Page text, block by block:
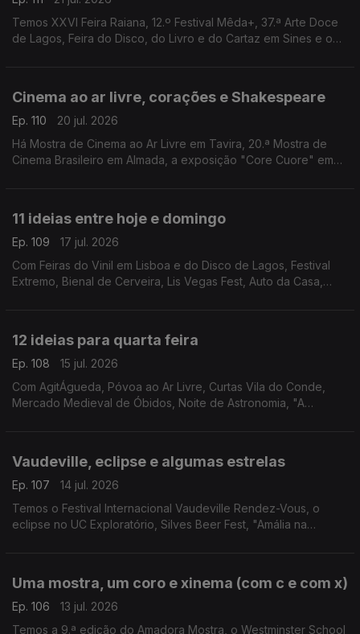
Temos XXVI Feira Raiana, 12.º Festival Mêda+, 37.ª Arte Doce
de Lagos, Feira do Disco, do Livro e do Cartaz em Sines e o
Cinema ao ar livre, corações e Shakespeare
Ep. 110
20 jul. 2026
Há Mostra de Cinema ao Ar Livre em Tavira, 20.ª Mostra de
Cinema Brasileiro em Almada, a exposição "Core Cuore" em
11 ideias entre hoje e domingo
Ep. 109
17 jul. 2026
Com Feiras do Vinil em Lisboa e do Disco de Lagos, Festival
Extremo, Bienal de Cerveira, Lis Vegas Fest, Auto da Casa,
12 ideias para quarta feira
Ep. 108
15 jul. 2026
Com AgitÁgueda, Póvoa ao Ar Livre, Curtas Vila do Conde,
Mercado Medieval de Óbidos, Noite de Astronomia, "A
Vaudeville, eclipse e algumas estrelas
Ep. 107
14 jul. 2026
Temos o Festival Internacional Vaudeville Rendez-Vous, o
eclipse no UC Exploratório, Silves Beer Fest, "Amália na
Uma mostra, um coro e xinema (com c e com x)
Ep. 106
13 jul. 2026
Temos a 9.ª edição do Amadora Mostra, o Westminster School